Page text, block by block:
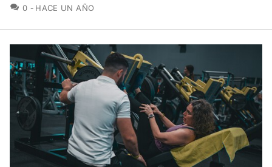
0 COMENTARIOS
HACE UN AÑO